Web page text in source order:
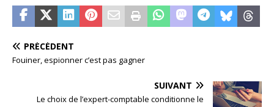
PRÉCÉDENT
Fouiner, espionner c’est pas gagner
SUIVANT
Le choix de l’expert-comptable conditionne le